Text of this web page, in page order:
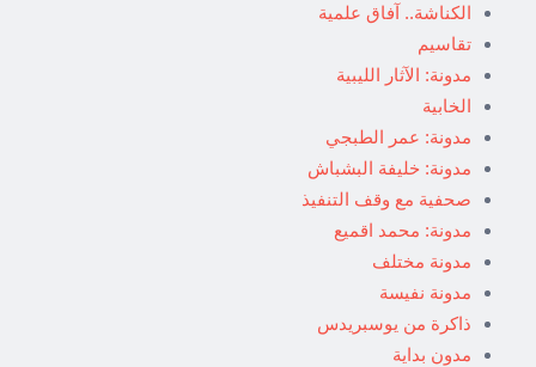
الكناشة.. آفاق علمية
تقاسيم
مدونة: الآثار الليبية
الخابية
مدونة: عمر الطبجي
مدونة: خليفة البشباش
صحفية مع وقف التنفيذ
مدونة: محمد اقميع
مدونة مختلف
مدونة نفيسة
ذاكرة من يوسبريدس
مدون بداية